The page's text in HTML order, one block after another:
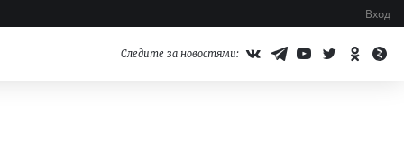
Вход
Следите за новостями: